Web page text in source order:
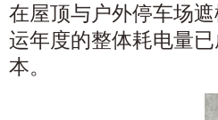
在屋顶与户外停车场
运年度的整体耗电量
本。